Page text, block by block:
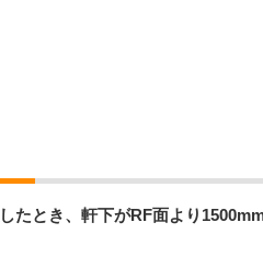
たとき、軒下がRF面より